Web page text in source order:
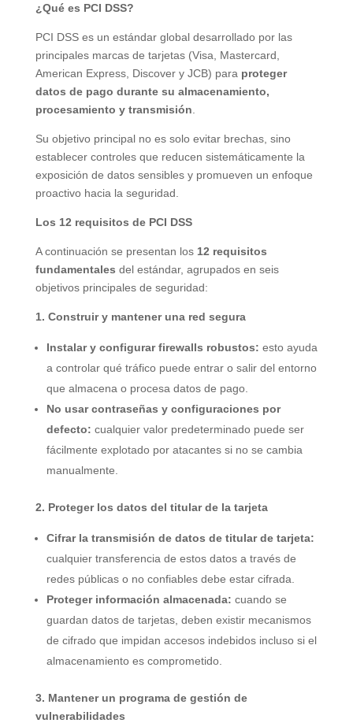
¿Qué es PCI DSS?
PCI DSS es un estándar global desarrollado por las
principales marcas de tarjetas (Visa, Mastercard,
American Express, Discover y JCB) para proteger
datos de pago durante su almacenamiento,
procesamiento y transmisión
Su objetivo principal no es solo evitar brechas, sino
establecer controles que reducen sistemáticamente la
exposición de datos sensibles y promueven un enfoque
proactivo hacia la seguridad.
Los 12 requisitos de PCI DSS
A continuación se presentan los 12 requisitos
fundamentales del estándar, agrupados en seis
objetivos principales de seguridad:
1. Construir y mantener una red segura
Instalar y configurar firewalls robustos: esto ayuda
a controlar qué tráfico puede entrar o salir del entorno
que almacena o procesa datos de pago.
No usar contraseñas y configuraciones por
defecto: cualquier valor predeterminado puede ser
fácilmente explotado por atacantes si no se cambia
manualmente.
2. Proteger los datos del titular de la tarjeta
Cifrar la transmisión de datos de titular de tarjeta:
cualquier transferencia de estos datos a través de
redes públicas o no confiables debe estar cifrada.
Proteger información almacenada: cuando se
guardan datos de tarjetas, deben existir mecanismos
de cifrado que impidan accesos indebidos incluso si el
almacenamiento es comprometido.
3. Mantener un programa de gestión de
vulnerabilidades